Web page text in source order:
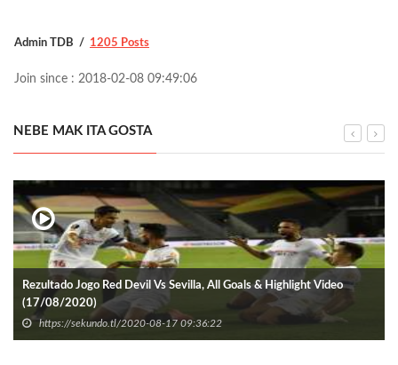
Admin TDB 1205 Posts
Join since : 2018-02-08 09:49:06
NEBE MAK ITA GOSTA
Rezultado Jogo Red Devil Vs Sevilla, All Goals & Highlight Video
(17/08/2020)
https://sekundo.tl/2020-08-17 09:36:22